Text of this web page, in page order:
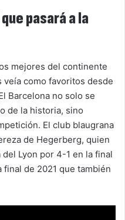
pasará a la
mejores del continente
como favoritos desde
Barcelona no solo se
de la historia, sino
El club blaugrana
de Hegerberg, quien
Lyon por 4-1 en la final
de 2021 que también